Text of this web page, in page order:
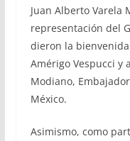
Juan Alberto Varela
representación del
dieron la
Amérigo Vespucci y
Modiano,
México.
Asimismo, como